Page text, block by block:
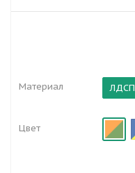
Материал ЛДСП
Цвет